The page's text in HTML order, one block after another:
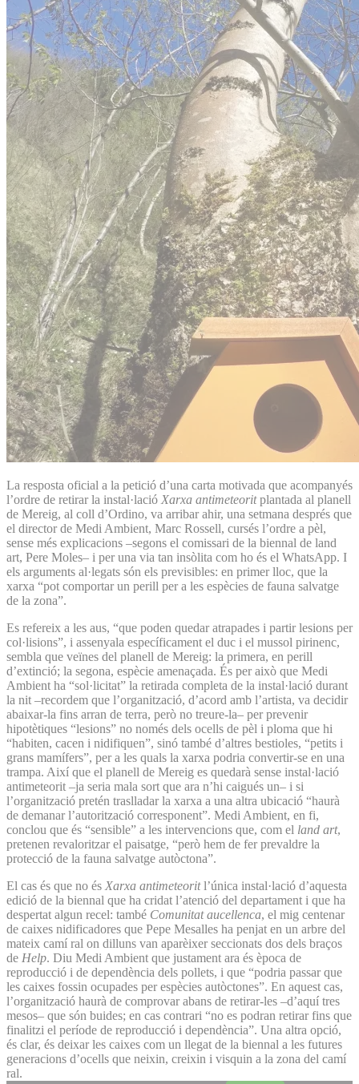
La resposta oficial a la petició d’una carta motivada que acompanyés
l’ordre de retirar la instal·lació Xarxa antimeteoritplantada al planell
de Mereig, al coll d’Ordino, va arribar ahir, una setmana després que
el director de Medi Ambient, Marc Rossell, cursés l’ordre a pèl,
sense més explicacions –segons el comissari de la biennal de land
art, Pere Moles– i per una via tan insòlita com ho és el WhatsApp. I
els arguments al·legats són els previsibles: en primer lloc, que la
xarxa “pot comportar un perill per a les espècies de fauna salvatge
de la zona”.
Es refereix a les aus, “que poden quedar atrapades i partir lesions per
col·lisions”, i assenyala específicament el duc i el mussol pirinenc,
sembla que veïnes del planell de Mereig: la primera, en perill
d’extinció; la segona, espècie amenaçada. És per això que Medi
Ambient ha “sol·licitat” la retirada completa de la instal·lació durant
la nit –recordem que l’organització, d’acord amb l’artista, va decidir
abaixar-la fins arran de terra, però no treure-la– per prevenir
hipotètiques “lesions” no només dels ocells de pèl i ploma que hi
“habiten, cacen i nidifiquen”, sinó també d’altres bestioles, “petits i
grans mamífers”, per a les quals la xarxa podria convertir-se en una
trampa. Així que el planell de Mereig es quedarà sense instal·lació
antimeteorit –ja seria mala sort que ara n’hi caigués un– i si
l’organització pretén traslladar la xarxa a una altra ubicació “haurà
de demanar l’autorització corresponent”. Medi Ambient, en fi,
conclou que és “sensible” a les intervencions que, com el land art,
pretenen revaloritzar el paisatge, “però hem de fer prevaldre la
protecció de la fauna salvatge autòctona”.
El cas és que no és Xarxa antimeteoritl’única instal·lació d’aquesta
edició de la biennal que ha cridat l’atenció del departament i que ha
despertat algun recel: també Comunitat aucellenca, el mig centenar
de caixes nidificadores que Pepe Mesalles ha penjat en un arbre del
mateix camí ral on dilluns van aparèixer seccionats dos dels braços
de Help. Diu Medi Ambient que justament ara és època de
reproducció i de dependència dels pollets, i que “podria passar que
les caixes fossin ocupades per espècies autòctones”. En aquest cas,
l’organització haurà de comprovar abans de retirar-les –d’aquí tres
mesos– que són buides; en cas contrari “no es podran retirar fins que
finalitzi el període de reproducció i dependència”. Una altra opció,
és clar, és deixar les caixes com un llegat de la biennal a les futures
generacions d’ocells que neixin, creixin i visquin a la zona del camí
ral.